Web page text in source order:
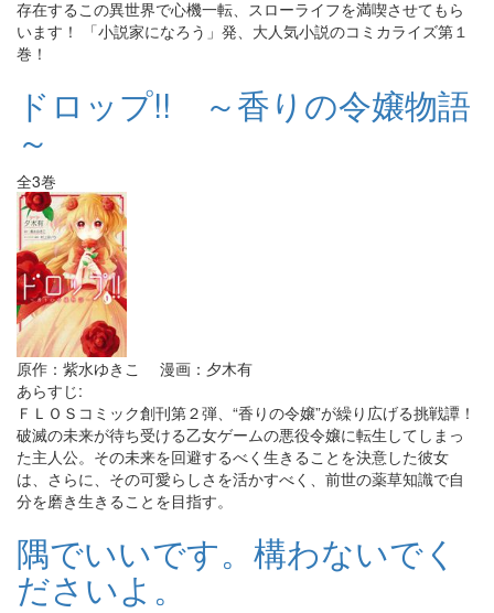
存在するこの異世界で心機一転、スローライフを満喫させてもら
います！ 「小説家になろう」発、大人気小説のコミカライズ第１
巻！
ドロップ!! ～香りの令嬢物語
～
全3巻
原作：紫水ゆきこ 漫画：夕木有
あらすじ:
ＦＬＯＳコミック創刊第２弾、“香りの令嬢”が繰り広げる挑戦譚！
破滅の未来が待ち受ける乙女ゲームの悪役令嬢に転生してしまっ
た主人公。その未来を回避するべく生きることを決意した彼女
は、さらに、その可愛らしさを活かすべく、前世の薬草知識で自
分を磨き生きることを目指す。
隅でいいです。構わないでく
ださいよ。